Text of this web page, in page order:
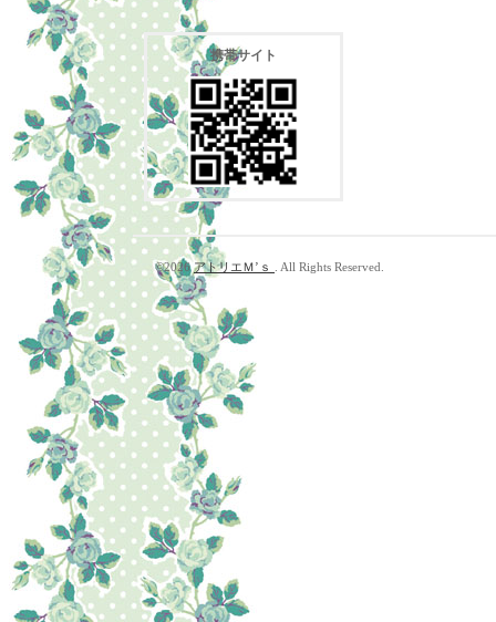
携帯サイト
©2026アトリエＭ’ｓ . All Rights Reserved.